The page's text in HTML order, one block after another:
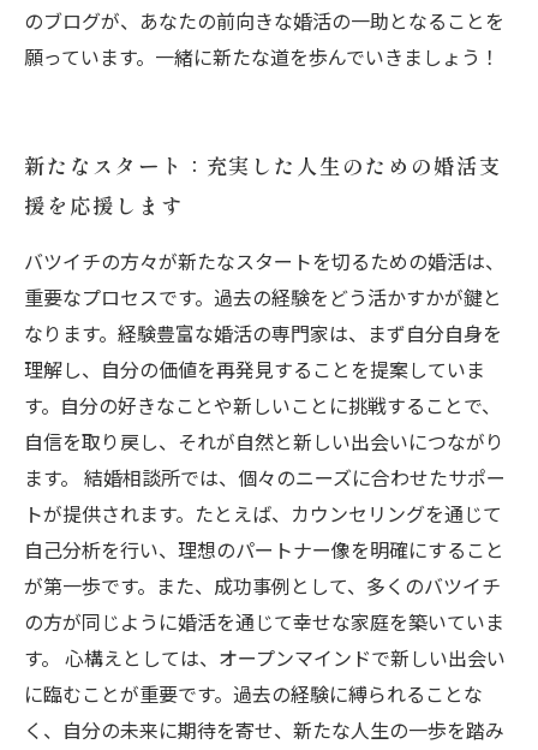
のブログが、あなたの前向きな婚活の一助となることを
願っています。一緒に新たな道を歩んでいきましょう！
新たなスタート：充実した人生のための婚活支
援を応援します
バツイチの方々が新たなスタートを切るための婚活は、
重要なプロセスです。過去の経験をどう活かすかが鍵と
なります。経験豊富な婚活の専門家は、まず自分自身を
理解し、自分の価値を再発見することを提案していま
す。自分の好きなことや新しいことに挑戦することで、
自信を取り戻し、それが自然と新しい出会いにつながり
ます。 結婚相談所では、個々のニーズに合わせたサポー
トが提供されます。たとえば、カウンセリングを通じて
自己分析を行い、理想のパートナー像を明確にすること
が第一歩です。また、成功事例として、多くのバツイチ
の方が同じように婚活を通じて幸せな家庭を築いていま
す。 心構えとしては、オープンマインドで新しい出会い
に臨むことが重要です。過去の経験に縛られることな
く、自分の未来に期待を寄せ、新たな人生の一歩を踏み